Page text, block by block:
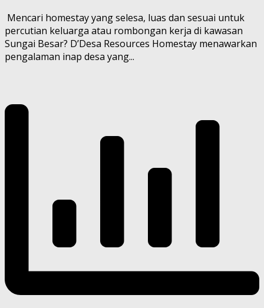
Mencari homestay yang selesa, luas dan sesuai untuk
percutian keluarga atau rombongan kerja di kawasan
Sungai Besar? D’Desa Resources Homestay menawarkan
pengalaman inap desa yang...